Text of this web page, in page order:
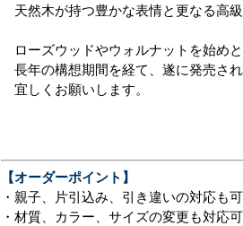
天然木が持つ豊かな表情と更なる高
ローズウッドやウォルナットを始め
長年の構想期間を経て、遂に発売さ
宜しくお願いします。
【オーダーポイント】
・親子、片引込み、引き違いの対応も
・材質、カラー、サイズの変更も対応